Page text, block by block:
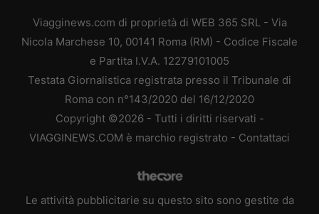
Viagginews.com di proprietà di WEB 365 SRL - Via
Nicola Marchese 10, 00141 Roma (RM) - Codice Fiscale
e Partita I.V.A. 12279101005
Testata Giornalistica registrata presso il Tribunale di
Roma con n°143/2020 del 16/12/2020
Copyright ©2026 - Tutti i diritti riservati -
VIAGGINEWS.COM è marchio registrato - Contattaci
Le attività pubblicitarie su questo sito sono gestite da